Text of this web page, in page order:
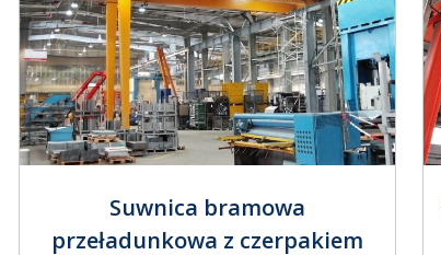
Suwnica bramowa
przeładunkowa z czerpakiem